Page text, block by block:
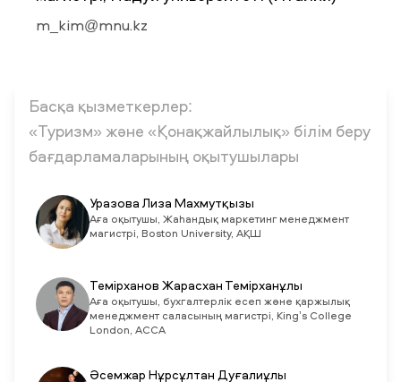
ТҮЛЕКТЕР ENDOWMENT
m_kim@mnu.kz
Басқа қызметкерлер:
«Туризм» және «Қонақжайлылық» білім беру
бағдарламаларының оқытушылары
Уразова Лиза Махмутқызы
Аға оқытушы, Жаһандық маркетинг менеджмент
магистрі, Boston University, АҚШ
Темірханов Жарасхан Темірханұлы
Аға оқытушы, бухгалтерлік есеп және қаржылық
менеджмент саласының магистрі, King’s College
London, ACCA
Әсемжар Нұрсұлтан Дуғалиұлы